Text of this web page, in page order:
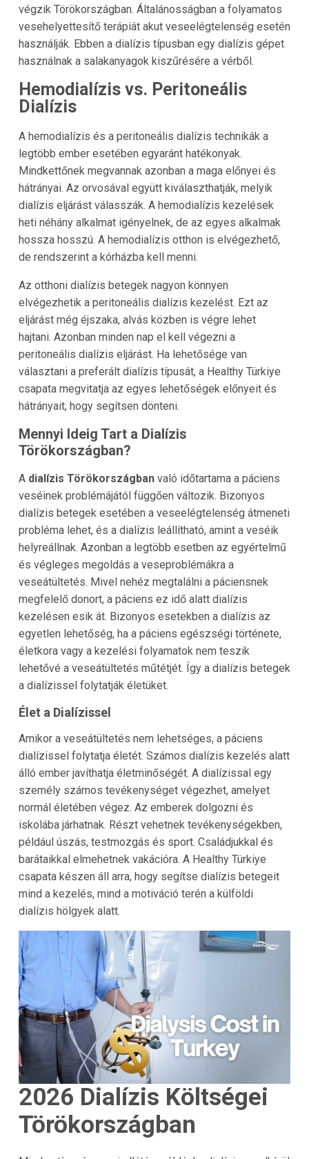
végzik Törökországban. Általánosságban a folyamatos
vesehelyettesítő terápiát akut veseelégtelenség esetén
használják. Ebben a dialízis típusban egy dialízis gépet
használnak a salakanyagok kiszűrésére a vérből.
Hemodialízis vs. Peritoneális
Dialízis
A hemodialízis és a peritoneális dialízis technikák a
legtöbb ember esetében egyaránt hatékonyak.
Mindkettőnek megvannak azonban a maga előnyei és
hátrányai. Az orvosával együtt kiválaszthatják, melyik
dialízis eljárást válasszák. A hemodialízis kezelések
heti néhány alkalmat igényelnek, de az egyes alkalmak
hossza hosszú. A hemodialízis otthon is elvégezhető,
de rendszerint a kórházba kell menni.
Az otthoni dialízis betegek nagyon könnyen
elvégezhetik a peritoneális dialízis kezelést. Ezt az
eljárást még éjszaka, alvás közben is végre lehet
hajtani. Azonban minden nap el kell végezni a
peritoneális dialízis eljárást. Ha lehetősége van
választani a preferált dialízis típusát, a Healthy Türkiye
csapata megvitatja az egyes lehetőségek előnyeit és
hátrányait, hogy segítsen dönteni.
Mennyi Ideig Tart a Dialízis
Törökországban?
A dialízis Törökországbanvaló időtartama a páciens
veséinek problémájától függően változik. Bizonyos
dialízis betegek esetében a veseelégtelenség átmeneti
probléma lehet, és a dialízis leállítható, amint a veséik
helyreállnak. Azonban a legtöbb esetben az egyértelmű
és végleges megoldás a veseproblémákra a
veseátültetés. Mivel nehéz megtalálni a páciensnek
megfelelő donort, a páciens ez idő alatt dialízis
kezelésen esik át. Bizonyos esetekben a dialízis az
egyetlen lehetőség, ha a páciens egészségi története,
életkora vagy a kezelési folyamatok nem teszik
lehetővé a veseátültetés műtétjét. Így a dialízis betegek
a dialízissel folytatják életüket.
Élet a Dialízissel
Amikor a veseátültetés nem lehetséges, a páciens
dialízissel folytatja életét. Számos dialízis kezelés alatt
álló ember javíthatja életminőségét. A dialízissal egy
személy számos tevékenységet végezhet, amelyet
normál életében végez. Az emberek dolgozni és
iskolába járhatnak. Részt vehetnek tevékenységekben,
például úszás, testmozgás és sport. Családjukkal és
barátaikkal elmehetnek vakációra. A Healthy Türkiye
csapata készen áll arra, hogy segítse dialízis betegeit
mind a kezelés, mind a motiváció terén a külföldi
dialízis hölgyek alatt.
2026 Dialízis Költségei
Törökországban